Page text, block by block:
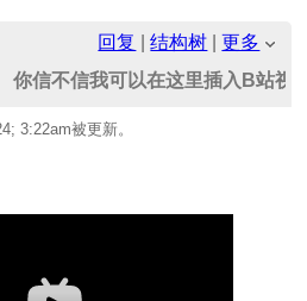
回复 |结构树 |更多
你信不信我可以在这里插入B站视
3:22am被更新。